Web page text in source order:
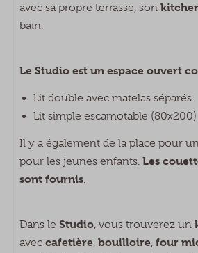
Kitchenette
Réfrigérateur avec
Four à micro-ondes combiné
Bouilloire électrique
Chambre à coucher
Oreillers et couettes fournis
avec sa propre terrasse, son
bain.
Le Studio est un espace ouvert
Lit double avec matelas séparés
Lit simple escamotable (80x200)
Il y a également de la place pour
pour les jeunes enfants. Les
sont fournis.
Dans le Studio, vous trouverez un
avec cafetière, bouilloire, four